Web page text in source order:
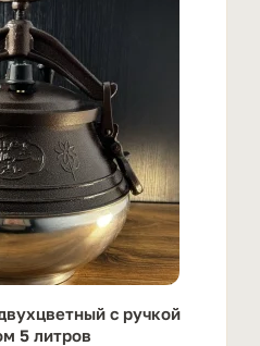
с ручкой
5 литров